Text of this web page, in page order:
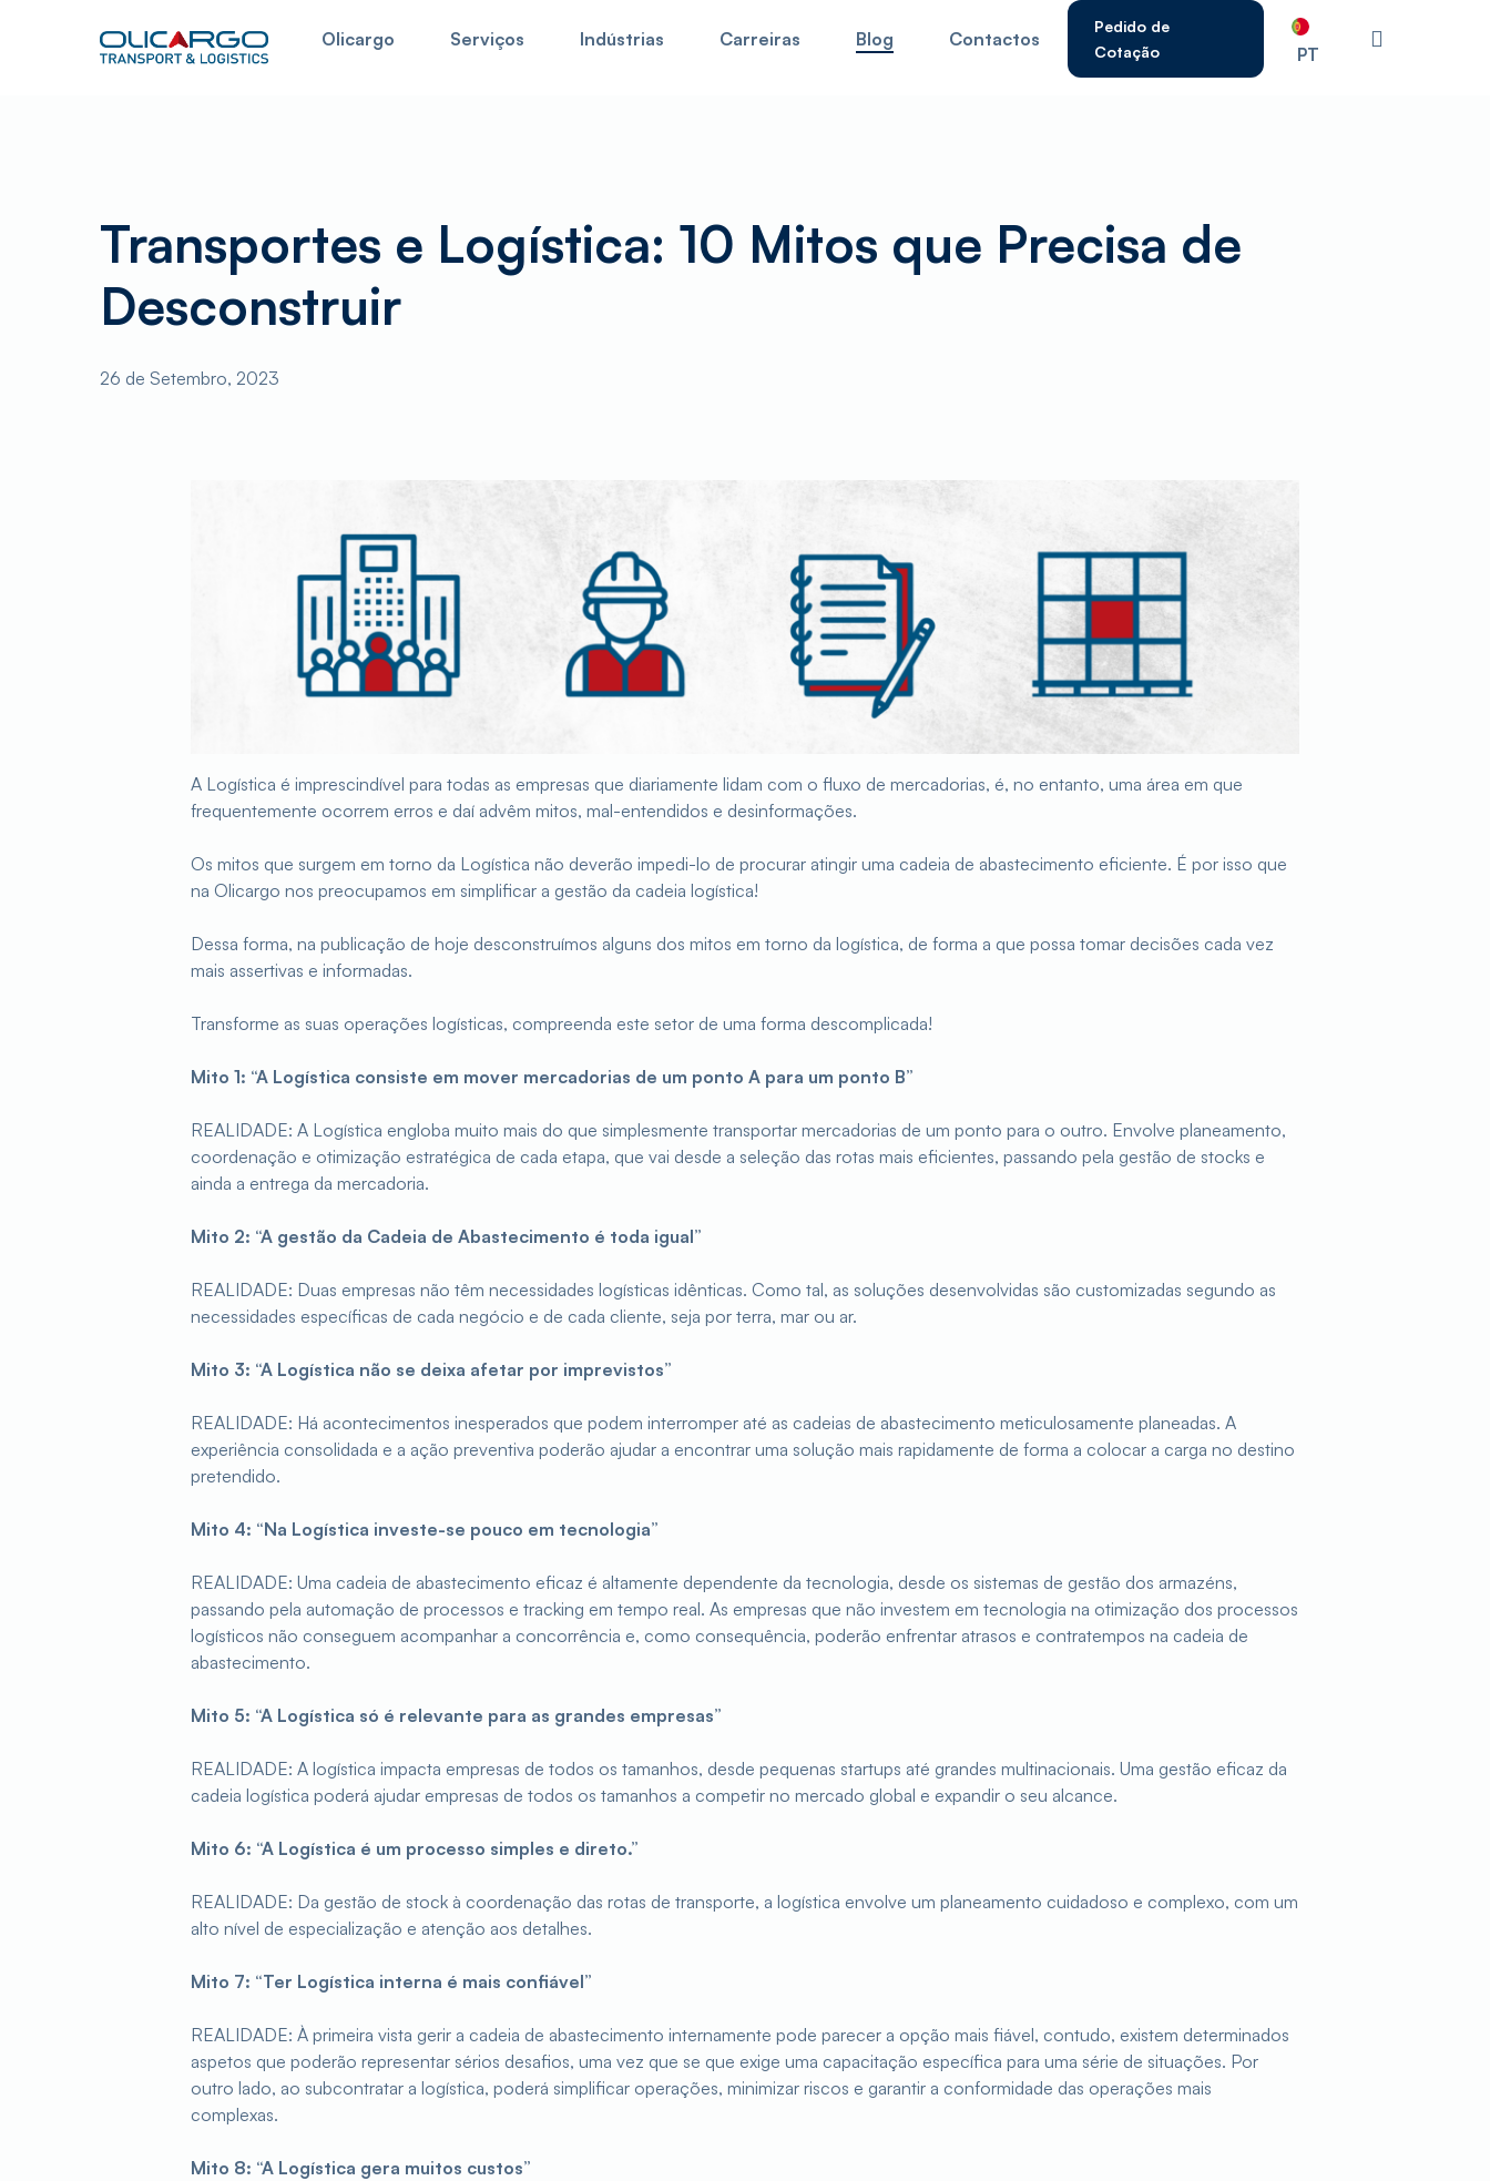
Olicargo Serviços Indústrias Carreiras Blog Contactos
Pedido de
Cotação
PT
Transportes e Logística: 10 Mitos que Precisa de
Desconstruir
26 de Setembro, 2023
A Logística é imprescindível para todas as empresas que diariamente lidam com o fluxo de mercadorias, é, no entanto, uma área em que
frequentemente ocorrem erros e daí advêm mitos, mal-entendidos e desinformações.
Os mitos que surgem em torno da Logística não deverão impedi-lo de procurar atingir uma cadeia de abastecimento eficiente. É por isso que
na Olicargo nos preocupamos em simplificar a gestão da cadeia logística!
Dessa forma, na publicação de hoje desconstruímos alguns dos mitos em torno da logística, de forma a que possa tomar decisões cada vez
mais assertivas e informadas.
Transforme as suas operações logísticas, compreenda este setor de uma forma descomplicada!
Mito 1: “A Logística consiste em mover mercadorias de um ponto A para um ponto B”
REALIDADE: A Logística engloba muito mais do que simplesmente transportar mercadorias de um ponto para o outro. Envolve planeamento,
coordenação e otimização estratégica de cada etapa, que vai desde a seleção das rotas mais eficientes, passando pela gestão de stocks e
ainda a entrega da mercadoria.
Mito 2: “A gestão da Cadeia de Abastecimento é toda igual”
REALIDADE: Duas empresas não têm necessidades logísticas idênticas. Como tal, as soluções desenvolvidas são customizadas segundo as
necessidades específicas de cada negócio e de cada cliente, seja por terra, mar ou ar.
Mito 3: “A Logística não se deixa afetar por imprevistos”
REALIDADE: Há acontecimentos inesperados que podem interromper até as cadeias de abastecimento meticulosamente planeadas. A
experiência consolidada e a ação preventiva poderão ajudar a encontrar uma solução mais rapidamente de forma a colocar a carga no destino
pretendido.
Mito 4: “Na Logística investe-se pouco em tecnologia”
REALIDADE: Uma cadeia de abastecimento eficaz é altamente dependente da tecnologia, desde os sistemas de gestão dos armazéns,
passando pela automação de processos e tracking em tempo real. As empresas que não investem em tecnologia na otimização dos processos
logísticos não conseguem acompanhar a concorrência e, como consequência, poderão enfrentar atrasos e contratempos na cadeia de
abastecimento.
Mito 5: “A Logística só é relevante para as grandes empresas”
REALIDADE: A logística impacta empresas de todos os tamanhos, desde pequenas startups até grandes multinacionais. Uma gestão eficaz da
cadeia logística poderá ajudar empresas de todos os tamanhos a competir no mercado global e expandir o seu alcance.
Mito 6: “A Logística é um processo simples e direto.”
REALIDADE: Da gestão de stock à coordenação das rotas de transporte, a logística envolve um planeamento cuidadoso e complexo, com um
alto nível de especialização e atenção aos detalhes.
Mito 7: “Ter Logística interna é mais confiável”
REALIDADE: À primeira vista gerir a cadeia de abastecimento internamente pode parecer a opção mais fiável, contudo, existem determinados
aspetos que poderão representar sérios desafios, uma vez que se que exige uma capacitação específica para uma série de situações. Por
outro lado, ao subcontratar a logística, poderá simplificar operações, minimizar riscos e garantir a conformidade das operações mais
complexas.
Mito 8: “A Logística gera muitos custos”